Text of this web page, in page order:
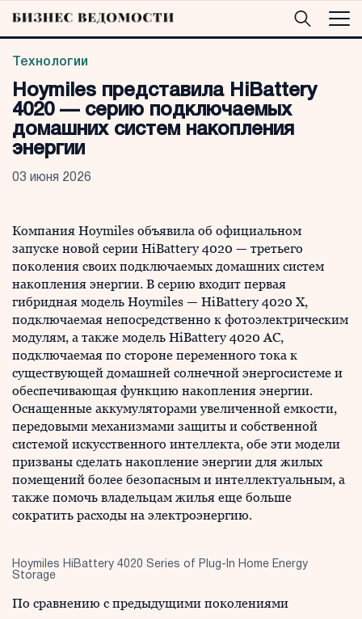
Технологии
Hoymiles представила HiBattery
4020 — серию подключаемых
домашних систем накопления
энергии
03 июня 2026
Компания Hoymiles объявила об официальном
запуске новой серии HiBattery 4020 — третьего
поколения своих подключаемых домашних систем
накопления энергии. В серию входит первая
гибридная модель Hoymiles — HiBattery 4020 X,
подключаемая непосредственно к фотоэлектрическим
модулям, а также модель HiBattery 4020 AC,
подключаемая по стороне переменного тока к
существующей домашней солнечной энергосистеме и
обеспечивающая функцию накопления энергии.
Оснащенные аккумуляторами увеличенной емкости,
передовыми механизмами защиты и собственной
системой искусственного интеллекта, обе эти модели
призваны сделать накопление энергии для жилых
помещений более безопасным и интеллектуальным, а
также помочь владельцам жилья еще больше
сократить расходы на электроэнергию.
Hoymiles HiBattery 4020 Series of Plug-In Home Energy
Storage
По сравнению с предыдущими поколениями